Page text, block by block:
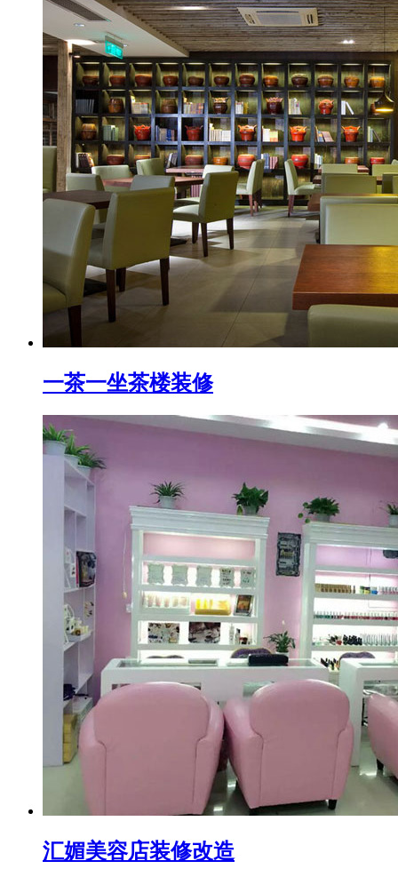
一茶一坐茶楼装修
汇媚美容店装修改造